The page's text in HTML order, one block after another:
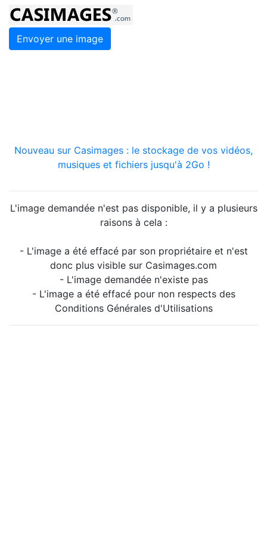
Envoyer une image
Nouveau sur Casimages : le stockage de vos vidéos,
musiques et fichiers jusqu'à 2Go !
L'image demandée n'est pas disponible, il y a plusieurs
raisons à cela :
- L'image a été effacé par son propriétaire et n'est
donc plus visible sur Casimages.com
- L'image demandée n'existe pas
- L'image a été effacé pour non respects des
Conditions Générales d'Utilisations